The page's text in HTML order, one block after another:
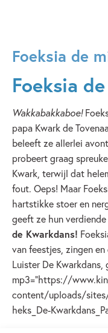
Foeksia de
Foeksia
Wakkabakkaboe!
papa Kwark de
beleeft ze allerlei
probeert graag
Kwark, terwijl dat
fout. Oeps! Maar
hartstikke stoer en
geeft ze hun
de Kwarkdans!
van feestjes, zingen
Luister De
mp3="https://
content/uploads/
heks_De-